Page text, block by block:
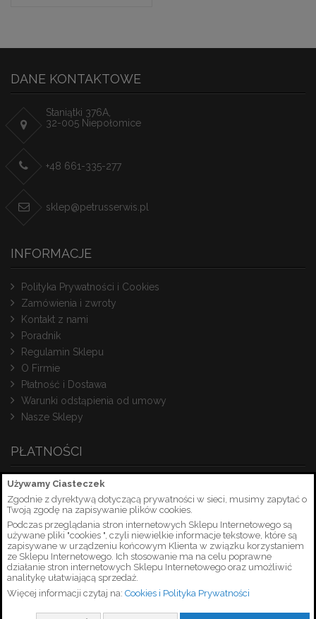
Używamy Ciasteczek
Zgodnie z dyrektywą dotyczącą prywatności w sieci, musimy zapytać o
Twoją zgodę na zapisywanie plików cookies.
Podczas przeglądania stron internetowych Sklepu Internetowego są
używane pliki "cookies ", czyli niewielkie informacje tekstowe, które są
zapisywane w urządzeniu końcowym Klienta w związku korzystaniem
ze Sklepu Internetowego. Ich stosowanie ma na celu poprawne
działanie stron internetowych Sklepu Internetowego oraz umożliwić
analitykę ułatwiającą sprzedaż.
Więcej informacji czytaj na: Cookies i Polityka Prywatności
DANE KONTAKTOWE
Staniątki 376A,
32-005 Niepołomice
+48 661-335-277
sklep@petrusserwis.pl
INFORMACJE
Polityka Prywatności i Cookies
Zamówienia i zwroty
Kontakt z nami
Poradnik
Regulamin Sklepu
O Firmie
Płatność i Dostawa
Warunki odstąpienia od umowy
Nasze Sklepy
PŁATNOŚCI
Copyright © 2026 PetrusSerwis.pl